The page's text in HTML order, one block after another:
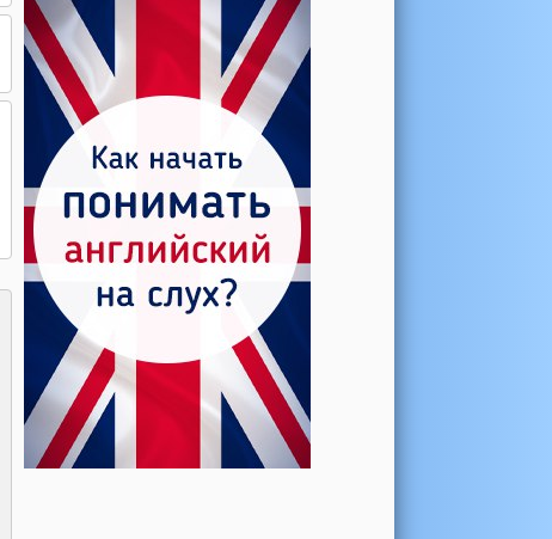
Катерина →
Боль в колене при нагрузке
Алла →Болят коленные суставы
Паша Щ. →
Боль в коленной чашечке
Ульяна Ф. →Болят и хрустят колени
Артемов Иван →
Болит и опухло колено
Чернов Игорь →Болят суставы при занятиях
спортом